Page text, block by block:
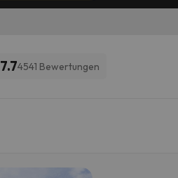
7.74541 Bewertungen